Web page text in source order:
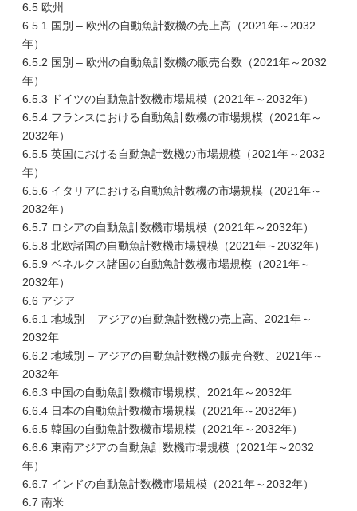
6.5 欧州
6.5.1 国別 – 欧州の自動魚計数機の売上高（2021年～2032
年）
6.5.2 国別 – 欧州の自動魚計数機の販売台数（2021年～2032
年）
6.5.3 ドイツの自動魚計数機市場規模（2021年～2032年）
6.5.4 フランスにおける自動魚計数機の市場規模（2021年～
2032年）
6.5.5 英国における自動魚計数機の市場規模（2021年～2032
年）
6.5.6 イタリアにおける自動魚計数機の市場規模（2021年～
2032年）
6.5.7 ロシアの自動魚計数機市場規模（2021年～2032年）
6.5.8 北欧諸国の自動魚計数機市場規模（2021年～2032年）
6.5.9 ベネルクス諸国の自動魚計数機市場規模（2021年～
2032年）
6.6 アジア
6.6.1 地域別 – アジアの自動魚計数機の売上高、2021年～
2032年
6.6.2 地域別 – アジアの自動魚計数機の販売台数、2021年～
2032年
6.6.3 中国の自動魚計数機市場規模、2021年～2032年
6.6.4 日本の自動魚計数機市場規模（2021年～2032年）
6.6.5 韓国の自動魚計数機市場規模（2021年～2032年）
6.6.6 東南アジアの自動魚計数機市場規模（2021年～2032
年）
6.6.7 インドの自動魚計数機市場規模（2021年～2032年）
6.7 南米